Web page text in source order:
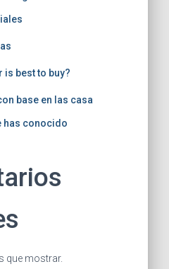
is best to buy?
base en las casa
has conocido
que mostrar.